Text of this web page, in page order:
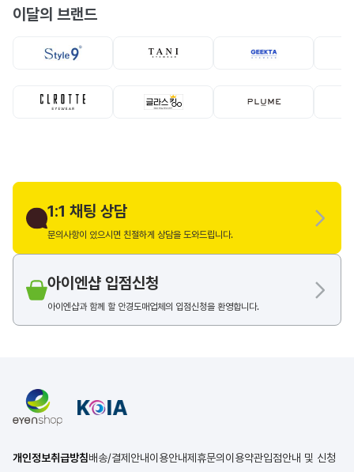
뿔테 뿔테
이달의 브랜드
1:1 채팅 상담
문의사항이 있으시면 친절하게 상담을 도와드립니다.
아이엔샵 입점신청
아이엔샵과 함께 할 안경도매업체의 입점신청을 환영합니다.
개인정보취급방침배송/결제안내이용안내제휴문의 이용약관입점안내 및 신청